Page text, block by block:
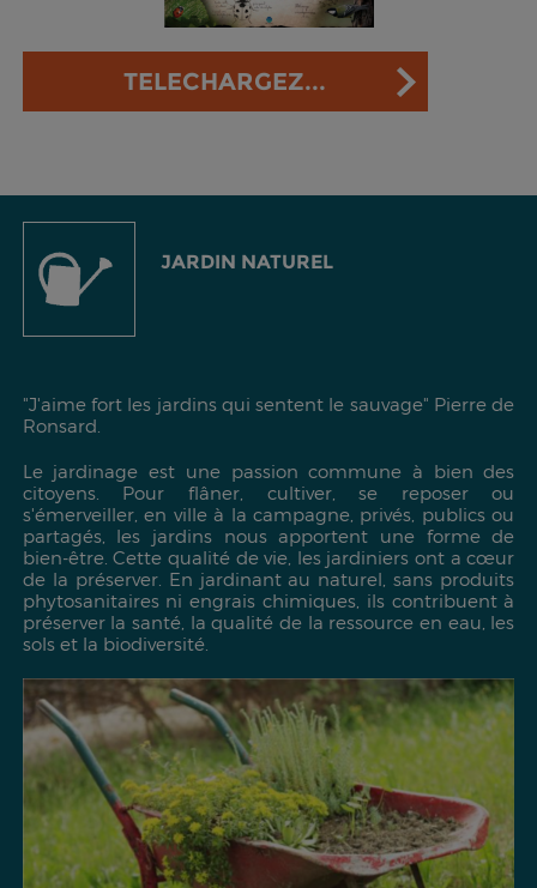
TELECHARGEZ...
JARDIN NATUREL
"J'aime fort les jardins qui sentent le sauvage" Pierre de
Ronsard.
Le jardinage est une passion commune à bien des
citoyens. Pour flâner, cultiver, se reposer ou
s'émerveiller, en ville à la campagne, privés, publics ou
partagés, les jardins nous apportent une forme de
bien-être. Cette qualité de vie, les jardiniers ont a cœur
de la préserver. En jardinant au naturel, sans produits
phytosanitaires ni engrais chimiques, ils contribuent à
préserver la santé, la qualité de la ressource en eau, les
sols et la biodiversité.